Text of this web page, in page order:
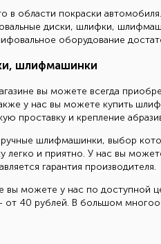
области покраски
диски, шлифки,
оборудование
шлифмашинки
вы можете всегда
у нас вы можете купить
проставку и крепление
шлифмашинки, выбор
легко и приятно. У нас вы
гарантия производителя.
вы можете у нас по доступной
40 рублей. В большом